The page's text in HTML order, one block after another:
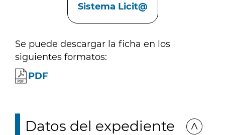
Sistema Licit@
Se puede descargar la ficha en los
siguientes formatos:
PDF
Datos del expediente